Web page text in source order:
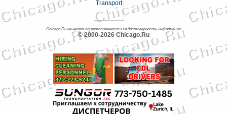
Chicago.Ru не несет ответственности за достоверность информации
© 2000-2026 Chicago.Ru